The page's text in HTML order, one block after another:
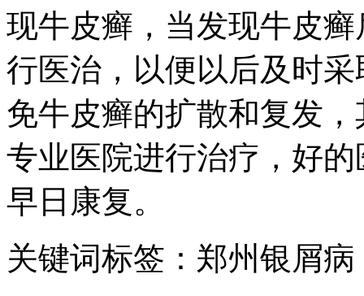
现牛皮癣，当发现牛皮
行医治，以便以后及时
免牛皮癣的扩散和复发
专业医院进行治疗，好
早日康复。
关键词标签：郑州银屑病